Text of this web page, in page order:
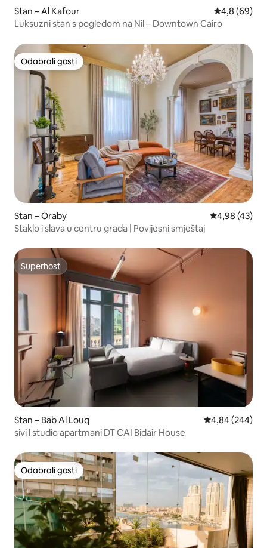
Stan – Al Kafour Prosječna
4,8 (69)
Luksuzni stan s pogledom na Nil – Downtown Cairo
Odabrali gosti
Odabrali gosti
Stan – Oraby Prosječna
4,98 (43)
Staklo i slava u centru grada | Povijesni smještaj
Superhost
Superhost
Stan – Bab Al Louq Prosječna
4,84 (244)
sivi l studio apartmani DT CAI Bidair House
Odabrali gosti
Odabrali gosti